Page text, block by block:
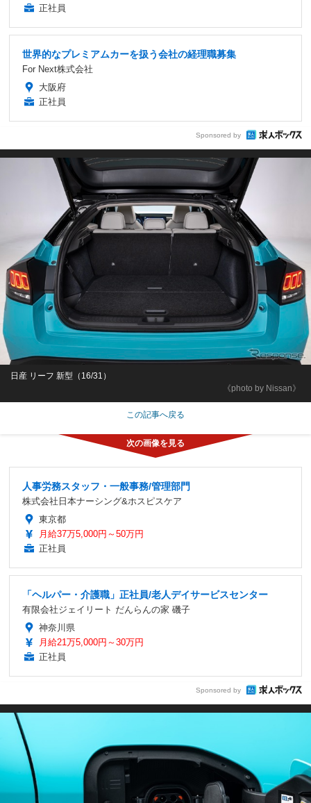
正社員
世界的なプレミアムカーを扱う会社の経理職募集
For Next株式会社
大阪府
正社員
Sponsored by
《photo by Nissan》
日産 リーフ 新型（16/31）
この記事へ戻る
人事労務スタッフ・一般事務/管理部門
株式会社日本ナーシング&ホスピスケア
東京都
月給37万5,000円～50万円
正社員
「ヘルパー・介護職」正社員/老人デイサービスセンター
有限会社ジェイリート だんらんの家 磯子
神奈川県
月給21万5,000円～30万円
正社員
Sponsored by